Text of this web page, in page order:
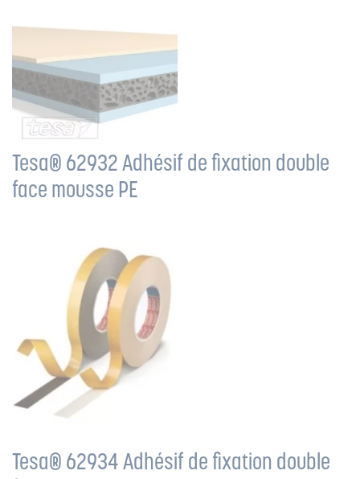
Tesa® 62932 Adhésif de fixation double
face mousse PE
Tesa® 62934 Adhésif de fixation double